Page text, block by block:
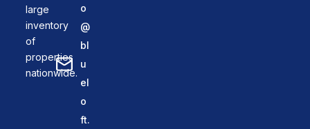
large
inventory
of
properties
nationwide.
o
@
bl
u
el
o
ft.